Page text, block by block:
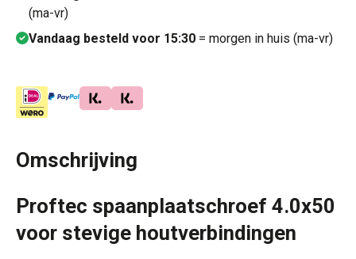
(ma-vr)
Vandaag besteld voor 15:30 = morgen in huis (ma-vr)
Omschrijving
Proftec spaanplaatschroef 4.0x50
voor stevige houtverbindingen